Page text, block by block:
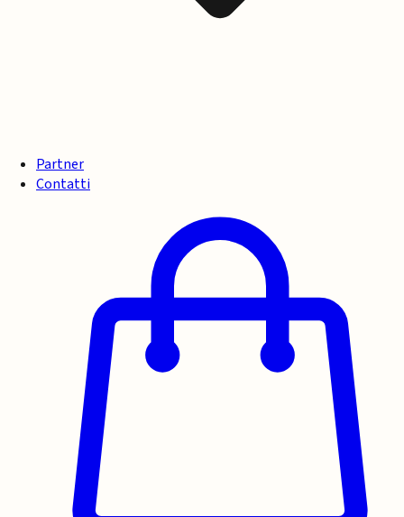
Partner
Contatti